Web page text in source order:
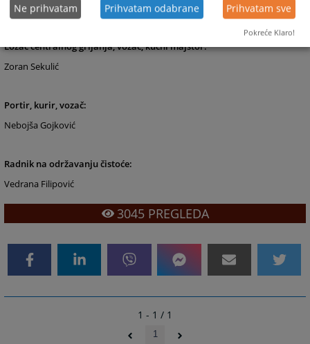
Vesna Lončarević
Ložač centralnog grijanja, vozač, kućni majstor:
Zoran Sekulić
Portir, kurir, vozač:
Nebojša Gojković
Radnik na održavanju čistoće:
Vedrana Filipović
3045PREGLEDA
1 - 1 / 1
1
Ne prihvatam Prihvatam odabrane Prihvatam sve
Pokreće Klaro!